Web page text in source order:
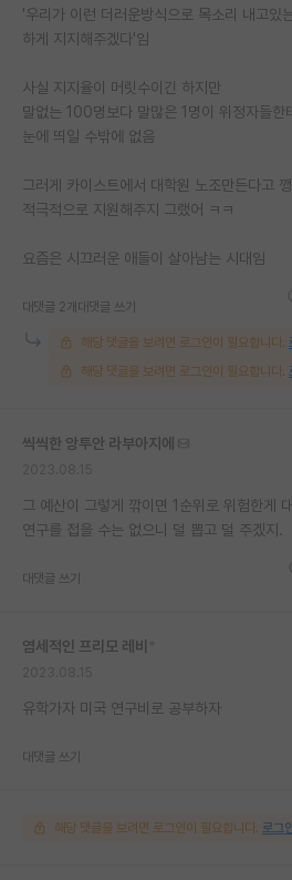
'우리가 이런 더러운방식으로 목소리 내고있
하게 지지해주겠다'임
사실 지지율이 머릿수이긴 하지만
말없는 100명보다 말많은 1명이 위정자들한
눈에 띄일 수밖에 없음
그러게 카이스트에서 대학원 노조만든다고
적극적으로 지원해주지 그랬어 ㅋㅋ
요즘은 시끄러운 애들이 살아남는 시대임
대댓글 2개 대댓글 쓰기
해당 댓글을 보려면 로그인이 필요합니다.
해당 댓글을 보려면 로그인이 필요합니다.
씩씩한 앙투안 라부아지에
그 예산이 그렇게 깎이면 1순위로 위험한게
연구를 접을 수는 없으니 덜 뽑고 덜 주겠지.
대댓글 쓰기
염세적인 프리모 레비
유학가자 미국 연구비로 공부하자
대댓글 쓰기
해당 댓글을 보려면 로그인이 필요합니다. 로그